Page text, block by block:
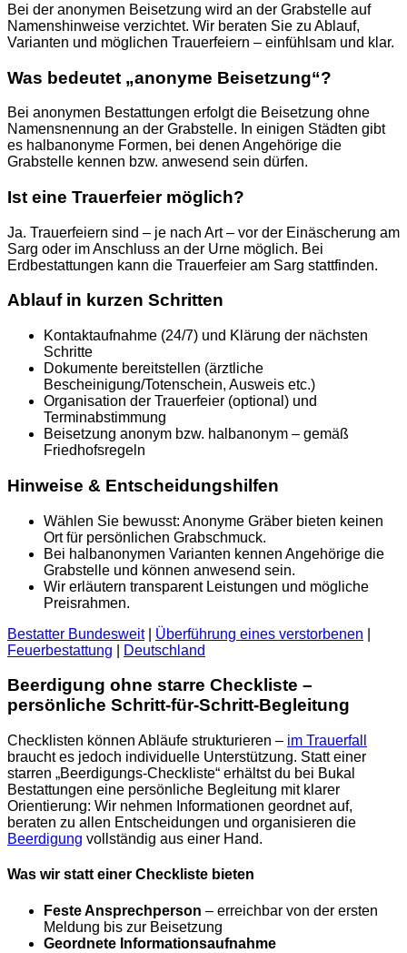
Bei der anonymen Beisetzung wird an der Grabstelle auf
Namenshinweise verzichtet. Wir beraten Sie zu Ablauf,
Varianten und möglichen Trauerfeiern – einfühlsam und klar.
Was bedeutet „anonyme Beisetzung“?
Bei anonymen Bestattungen erfolgt die Beisetzung ohne
Namensnennung an der Grabstelle. In einigen Städten gibt
es halbanonyme Formen, bei denen Angehörige die
Grabstelle kennen bzw. anwesend sein dürfen.
Ist eine Trauerfeier möglich?
Ja. Trauerfeiern sind – je nach Art – vor der Einäscherung am
Sarg oder im Anschluss an der Urne möglich. Bei
Erdbestattungen kann die Trauerfeier am Sarg stattfinden.
Ablauf in kurzen Schritten
Kontaktaufnahme (24/7) und Klärung der nächsten
Schritte
Dokumente bereitstellen (ärztliche
Bescheinigung/Totenschein, Ausweis etc.)
Organisation der Trauerfeier (optional) und
Terminabstimmung
Beisetzung anonym bzw. halbanonym – gemäß
Friedhofsregeln
Hinweise & Entscheidungshilfen
Wählen Sie bewusst: Anonyme Gräber bieten keinen
Ort für persönlichen Grabschmuck.
Bei halbanonymen Varianten kennen Angehörige die
Grabstelle und können anwesend sein.
Wir erläutern transparent Leistungen und mögliche
Preisrahmen.
Bestatter Bundesweit| Überführung eines verstorbenen
Feuerbestattung
Deutschland
Beerdigung ohne starre Checkliste –
persönliche Schritt-für-Schritt-Begleitung
Checklisten können Abläufe strukturieren – im Trauerfall
braucht es jedoch individuelle Unterstützung. Statt einer
starren „Beerdigungs-Checkliste“ erhältst du bei Bukal
Bestattungen eine persönliche Begleitung mit klarer
Orientierung: Wir nehmen Informationen geordnet auf,
beraten zu allen Entscheidungen und organisieren die
Beerdigung vollständig aus einer Hand.
Was wir statt einer Checkliste bieten
Feste Ansprechperson – erreichbar von der ersten
Meldung bis zur Beisetzung
Geordnete Informationsaufnahme